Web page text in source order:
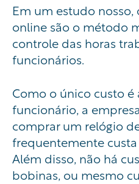
Em um estudo
online são o método
controle das horas
funcionários.
Como o único custo
funcionário, a
comprar um relógio
frequentemente
Além disso, não há
bobinas, ou mesmo